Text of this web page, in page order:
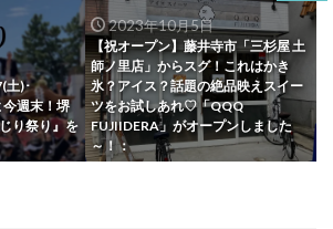
土)･
週末！堺
り祭り』を
2023年10月5日
【祝オープン】藤井寺市「三杉屋 土
師ノ里店」からスグ！これはかき
氷？アイス？話題の絶品映えスイー
ツをお試しあれ♡「QQQ
FUJIIDERA」がオープンしました
～！：